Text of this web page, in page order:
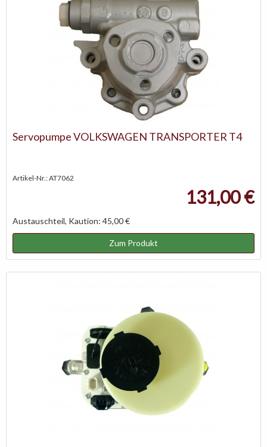
Servopumpe VOLKSWAGEN TRANSPORTER T4
Artikel-Nr.: AT7062
131,00 €
Austauschteil, Kaution: 45,00 €
Zum Produkt